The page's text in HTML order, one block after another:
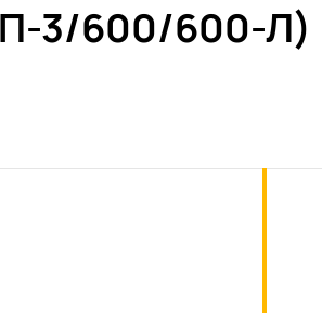
3/600/600-Л)